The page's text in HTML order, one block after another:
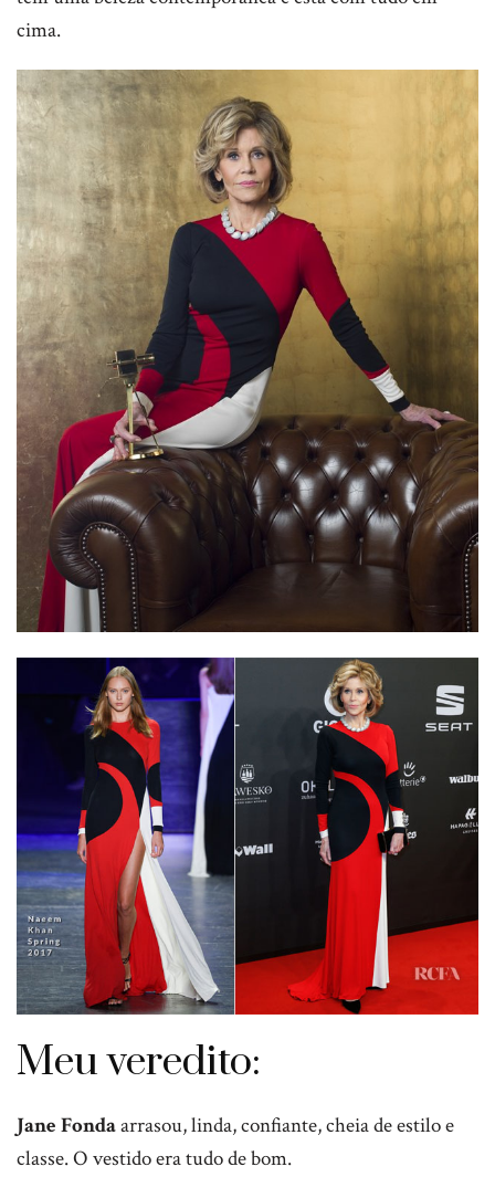
cima.
Meu veredito:
Jane Fondaarrasou, linda, confiante, cheia de estilo e
classe. O vestido era tudo de bom.